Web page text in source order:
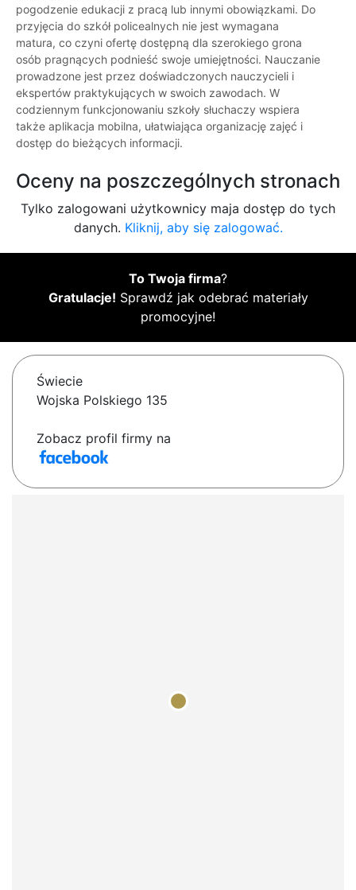
pogodzenie edukacji z pracą lub innymi obowiązkami. Do
przyjęcia do szkół policealnych nie jest wymagana
matura, co czyni ofertę dostępną dla szerokiego grona
osób pragnących podnieść swoje umiejętności. Nauczanie
prowadzone jest przez doświadczonych nauczycieli i
ekspertów praktykujących w swoich zawodach. W
codziennym funkcjonowaniu szkoły słuchaczy wspiera
także aplikacja mobilna, ułatwiająca organizację zajęć i
dostęp do bieżących informacji.
Oceny na poszczególnych stronach
Tylko zalogowani użytkownicy maja dostęp do tych
danych. Kliknij, aby się zalogować.
To Twoja firma?
Gratulacje! Sprawdź jak odebrać materiały
promocyjne!
Świecie
Wojska Polskiego 135
Zobacz profil firmy na